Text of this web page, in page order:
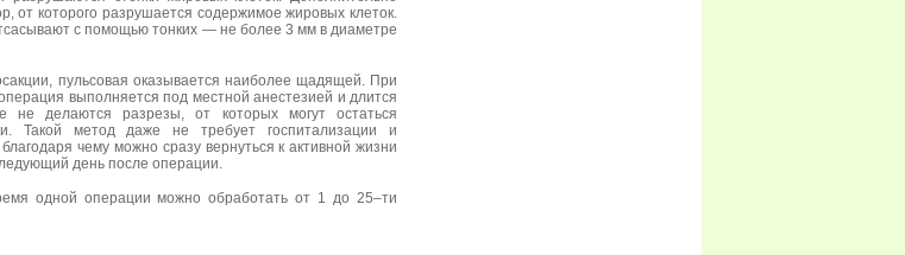
от которого разрушается содержимое жировых клеток.
с помощью тонких — не более 3 мм в диаметре
пульсовая оказывается наиболее щадящей. При
выполняется под местной анестезией и длится
делаются разрезы, от которых могут остаться
Такой метод даже не требует госпитализации и
чему можно сразу вернуться к активной жизни
день после операции.
одной операции можно обработать от 1 до 25–ти